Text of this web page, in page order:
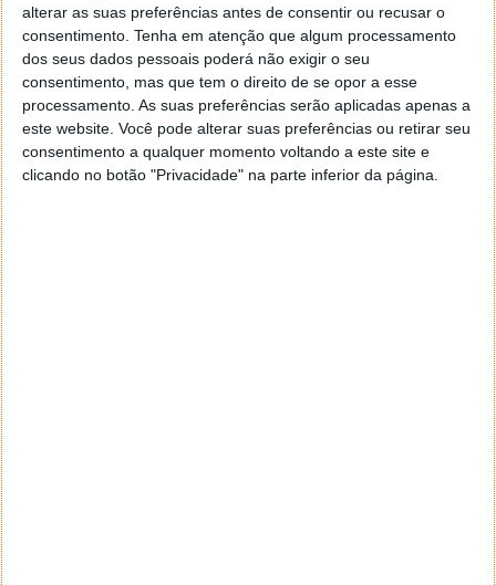
alterar as suas preferências antes de consentir ou recusar o
consentimento. Tenha em atenção que algum processamento
dos seus dados pessoais poderá não exigir o seu
consentimento, mas que tem o direito de se opor a esse
processamento. As suas preferências serão aplicadas apenas a
este website. Você pode alterar suas preferências ou retirar seu
consentimento a qualquer momento voltando a este site e
clicando no botão "Privacidade" na parte inferior da página.